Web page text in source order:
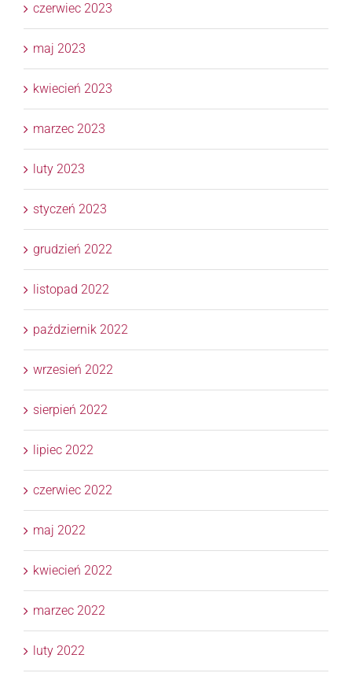
czerwiec 2023
maj 2023
kwiecień 2023
marzec 2023
luty 2023
styczeń 2023
grudzień 2022
listopad 2022
październik 2022
wrzesień 2022
sierpień 2022
lipiec 2022
czerwiec 2022
maj 2022
kwiecień 2022
marzec 2022
luty 2022